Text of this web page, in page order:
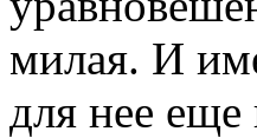
милая. И
для нее